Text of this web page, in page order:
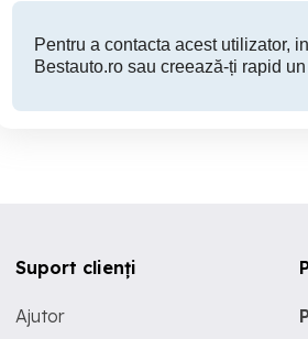
Pentru a contacta acest utilizator,
Bestauto.ro sau creează-ți rapid
Suport clienți
Ajutor